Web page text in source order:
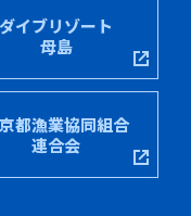
ダイブリゾート
母島
都漁業協同組合
連合会